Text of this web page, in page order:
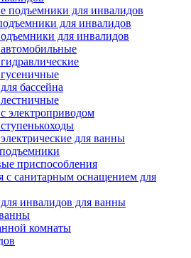
подъемники для инвалидов
для инвалидов
для инвалидов
бассейна
электроприводом
для ванны
приспособления
с санитарным оснащением для
инвалидов для ванны
комнаты